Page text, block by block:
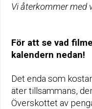
Vi återkommer med
För att se vad
kalendern nedan!
Det enda som
äter tillsammans,
Överskottet av